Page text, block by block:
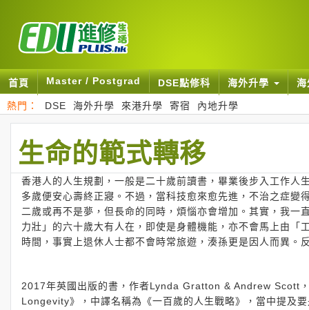
首頁 Master / Postgrad DSE點修科 海外升學
熱門： DSE 海外升學 來港升學 寄宿 內地升學
生命的範式轉移
香港人的人生規劃，一般是二十歲前讀書，畢業後步入工作
多歲便安心壽終正寢。不過，當科技愈來愈先進，不治之症
二歲或再不是夢，但長命的同時，煩惱亦會增加。其實，我
力壯」的六十歲大有人在，即使是身體機能，亦不會馬上由
時間，事實上退休人士都不會時常旅遊，湊孫更是因人而異
2017年英國出版的書，作者Lynda Gratton & Andrew
Longevity》，中譯名稱為《一百歲的人生戰略》，當中提及